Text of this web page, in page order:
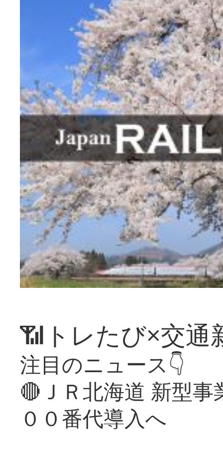
📶トレたび×交通
注目のニュース👇
🔴ＪＲ北海道 新型
００番代導入へ